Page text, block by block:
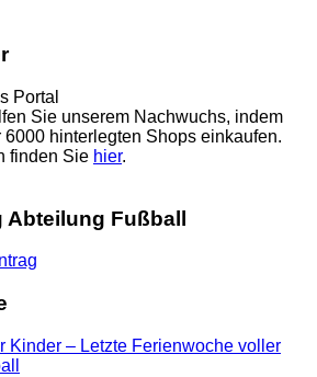
Portal
Sie unserem Nachwuchs, indem
hinterlegten Shops einkaufen.
finden Sie hier.
Abteilung Fußball
Kinder – Letzte Ferienwoche voller